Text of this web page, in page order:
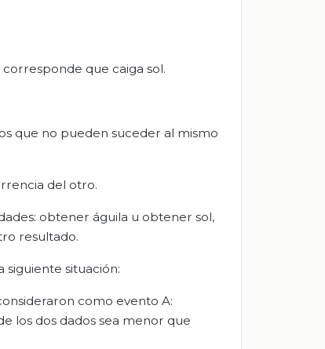
que caiga sol.
que no pueden suceder al mismo
del otro.
obtener águila u obtener sol,
resultado.
situación:
como evento A:
los dos dados sea menor que